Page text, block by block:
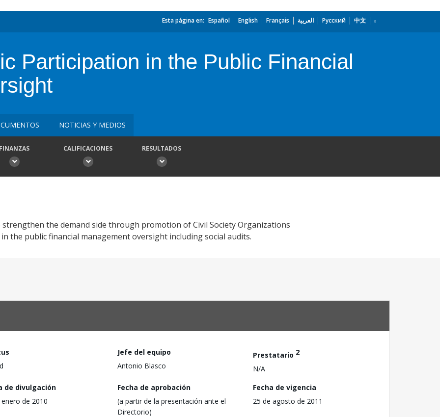
Esta página en: Español English Français العربية Русский 中文
Participation in the Public Financial
NOTICIAS Y MEDIOS
CALIFICACIONES RESULTADOS
the demand side through promotion of Civil Society Organizations
the public financial management oversight including social audits.
Jefe del equipo
Antonio Blasco
Prestatario 2
N/A
de divulgación
de 2010
Fecha de aprobación
(a partir de la presentación ante el
Directorio)
Fecha de vigencia
25 de agosto de 2011